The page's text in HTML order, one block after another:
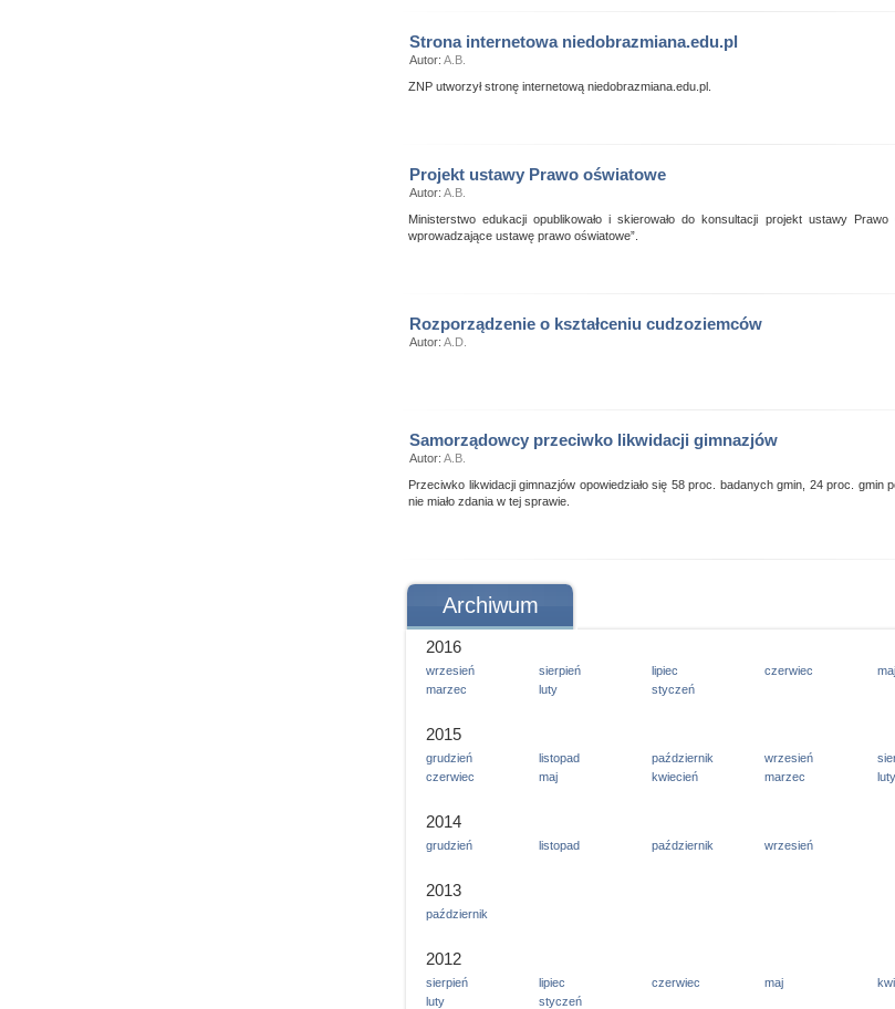
Strona internetowa niedobrazmiana.edu.pl
Autor: A.B.
ZNP utworzył stronę internetową niedobrazmiana.edu.pl.
Projekt ustawy Prawo oświatowe
Autor: A.B.
Ministerstwo edukacji opublikowało i skierowało do konsultacji projekt ustawy
wprowadzające ustawę prawo oświatowe”.
Rozporządzenie o kształceniu cudzoziemców
Autor: A.D.
Samorządowcy przeciwko likwidacji gimnazjów
Autor: A.B.
Przeciwko likwidacji gimnazjów opowiedziało się 58 proc. badanych gmin, 24 proc. gmin
nie miało zdania w tej sprawie.
Archiwum
2016
wrzesień sierpień lipiec czerwiec maj
marzec
luty styczeń
2015
grudzień listopad październik wrzesień
czerwiec
maj kwiecień marzec luty
2014
grudzień listopad październik wrzesień
2013
październik
2012
sierpień lipiec czerwiec maj
luty
styczeń